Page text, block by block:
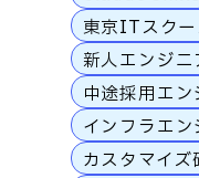
東京ITスク
新人エンジニ
中途採用エン
インフラエン
カスタマイズ